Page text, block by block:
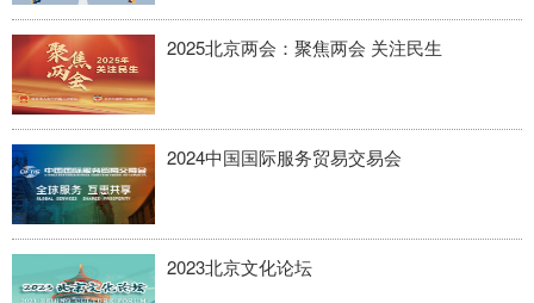
2025北京两会：聚焦两会 关注民生
2024中国国际服务贸易交易会
2023北京文化论坛